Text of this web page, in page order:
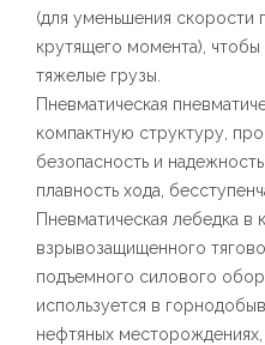
(для уменьшения скорости
крутящего момента), чтобы
тяжелые грузы.
Пневматическая
компактную структуру,
безопасность и
плавность хода,
Пневматическая лебедка в
взрывозащищенного
подъемного силового
используется в
нефтяных